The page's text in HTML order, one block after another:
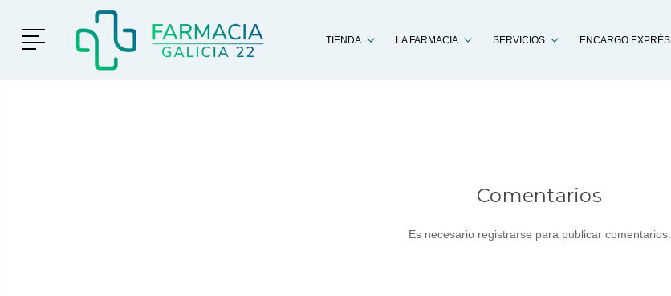
Menú TIENDA LA FARMACIA SERVICIOS ENCARGO EXPRÉS
Comentarios
Es necesario registrarse para publicar comentarios.